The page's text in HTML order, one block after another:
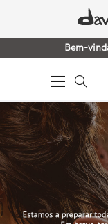
Bem-
Alternar
Home Ingredientes